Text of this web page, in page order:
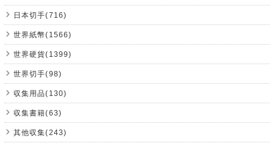
日本切手(716)
世界紙幣(1566)
世界硬貨(1399)
世界切手(98)
収集用品(130)
収集書籍(63)
其他収集(243)